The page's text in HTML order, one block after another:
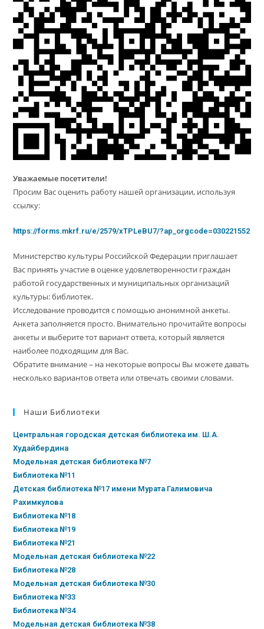
Уважаемые посетители!
Просим Вас оценить работу нашей организации, используя
ссылку:
https://forms.mkrf.ru/e/2579/xTPLeBU7/?ap_orgcode=030221552
Министерство культуры Российской Федерации приглашает
Вас принять участие в оценке удовлетворенности граждан
работой государственных и муниципальных организаций
культуры: библиотек.
Исследование проводится с помощью анонимной анкеты.
Анкета заполняется просто. Внимательно прочитайте вопросы
анкеты и выберите тот вариант ответа, который является
наиболее подходящим для Вас.
Обратите внимание – на некоторые вопросы Вы можете давать
несколько вариантов ответа или отвечать своими словами.
Наши Библиотеки
Центральная городская детская библиотека им. Ш.А.
Худайбердина
Модельная детская библиотека №7
Библиотека №11
Детская библиотека №17 имени Мурата Галимовича
Рахимкулова
Библиотека №18
Библиотека №19
Библиотека №21
Модельная детская библиотека №22
Библиотека №28
Модельная детская библиотека №30
Библиотека №33
Библиотека №34
Модельная детская библиотека №38